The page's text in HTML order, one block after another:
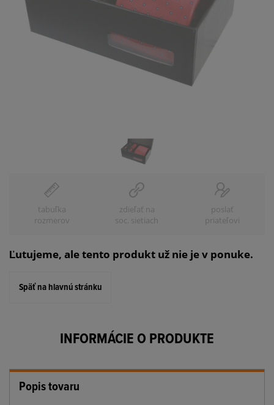
tabuľka
rozmerov
zdieľať na
soc. sietiach
poslať
priateľovi
Ľutujeme, ale tento produkt už nie je v ponuke.
Späť na hlavnú stránku
INFORMÁCIE O PRODUKTE
Popis tovaru